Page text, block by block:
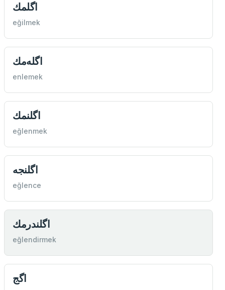
اگلمك
eğilmek
اگله‌مك
enlemek
اگلنمك
eğlenmek
اگلنجه
eğlence
اگلندرمك
eğlendirmek
اگج